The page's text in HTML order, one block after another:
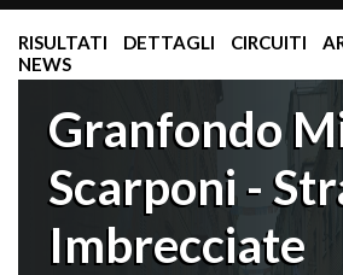
RISULTATI DETTAGLI CIRCUITI
NEWS
Granfondo
Scarponi -
Imbrecciate